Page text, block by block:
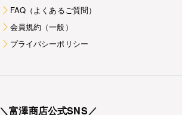
FAQ（よくあるご質問）
会員規約（一般）
プライバシーポリシー
＼富澤商店公式SNS／